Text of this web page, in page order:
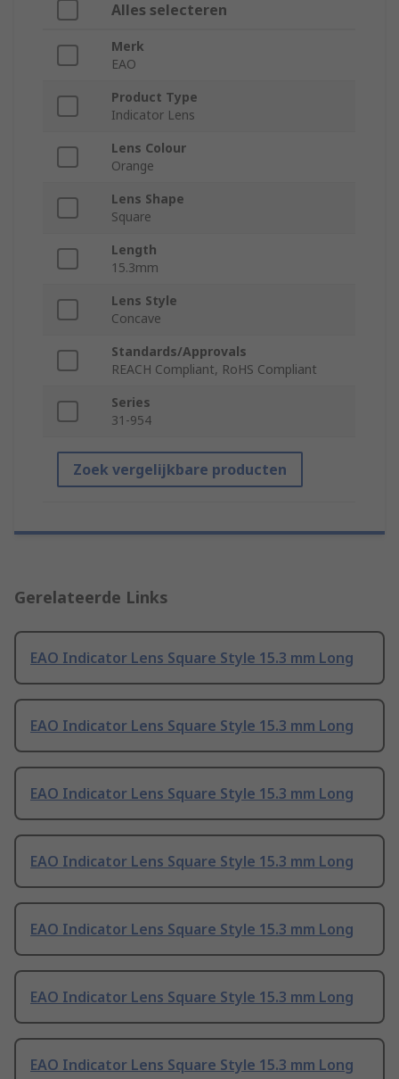
Alles selecteren
Merk
EAO
Product Type
Indicator Lens
Lens Colour
Orange
Lens Shape
Square
Length
15.3mm
Lens Style
Concave
Standards/Approvals
REACH Compliant, RoHS Compliant
Series
31-954
Zoek vergelijkbare producten
Gerelateerde Links
EAO Indicator Lens Square Style 15.3 mm Long
EAO Indicator Lens Square Style 15.3 mm Long
EAO Indicator Lens Square Style 15.3 mm Long
EAO Indicator Lens Square Style 15.3 mm Long
EAO Indicator Lens Square Style 15.3 mm Long
EAO Indicator Lens Square Style 15.3 mm Long
EAO Indicator Lens Square Style 15.3 mm Long